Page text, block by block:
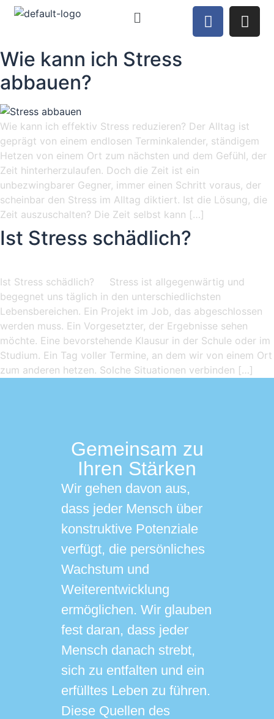
Wie kann ich Stress
abbauen?
Wie kann ich effektiv Stress reduzieren? Der Alltag ist
geprägt von einem endlosen Terminkalender, ständigem
Hetzen von einem Ort zum nächsten und dem Gefühl, der
Zeit hinterherzulaufen. Doch die Zeit ist ein
unbezwingbarer Gegner, immer einen Schritt voraus, der
scheinbar den Stress im Alltag diktiert. Ist die Lösung, die
Zeit auszuschalten? Die Zeit selbst kann […]
Ist Stress schädlich?
Ist Stress schädlich? Stress ist allgegenwärtig und
begegnet uns täglich in den unterschiedlichsten
Lebensbereichen. Ein Projekt im Job, das abgeschlossen
werden muss. Ein Vorgesetzter, der Ergebnisse sehen
möchte. Eine bevorstehende Klausur in der Schule oder im
Studium. Ein Tag voller Termine, an dem wir von einem Ort
zum anderen hetzen. Solche Situationen verbinden […]
Gemeinsam zu
Ihren Stärken
Wir gehen davon aus,
dass jeder Mensch über
konstruktive Potenziale
verfügt, die persönliches
Wachstum und
Weiterentwicklung
ermöglichen. Wir glauben
fest daran, dass jeder
Mensch danach strebt,
sich zu entfalten und ein
erfülltes Leben zu führen.
Diese Quellen des